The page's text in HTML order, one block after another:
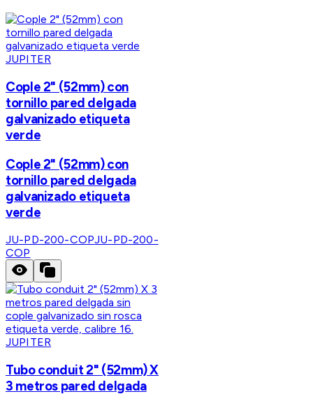
JUPITER
Cople 2" (52mm) con
tornillo pared delgada
galvanizado etiqueta
verde
Cople 2" (52mm) con
tornillo pared delgada
galvanizado etiqueta
verde
JU-PD-200-COPJU-PD-200-
COP
JUPITER
Tubo conduit 2" (52mm) X
3 metros pared delgada